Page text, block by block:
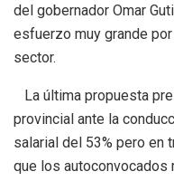
del gobernador Omar
esfuerzo muy grande
sector.
La última propuesta
provincial ante la
salarial del 53% pero en
que los autoconvocados